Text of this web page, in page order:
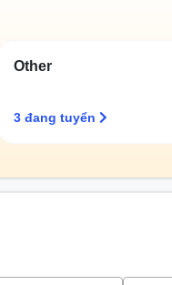
Other
3 đang tuyển